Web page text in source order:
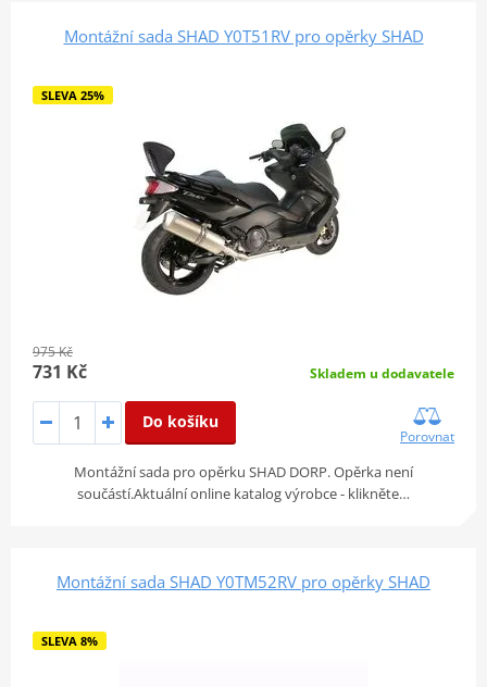
Montážní sada SHAD Y0T51RV pro opěrky SHAD
SLEVA 25%
975 Kč
731 Kč Skladem u dodavatele
Do košíku
Porovnat
Montážní sada pro opěrku SHAD DORP. Opěrka není
součástí.Aktuální online katalog výrobce - klikněte…
Montážní sada SHAD Y0TM52RV pro opěrky SHAD
SLEVA 8%